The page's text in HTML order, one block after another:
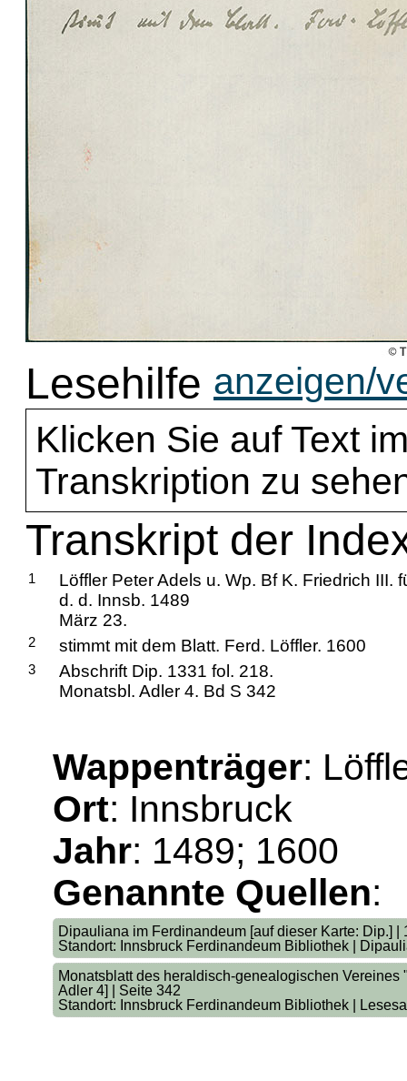
Lesehilfe anzeigen/
Klicken Sie auf Text
Transkription zu
Transkript der
1
Löffler Peter Adels u. Wp. Bf K. Friedrich III.
d. d. Innsb. 1489
März 23.
2 stimmt mit dem Blatt. Ferd. Löffler. 1600
3
Abschrift Dip. 1331 fol. 218.
Monatsbl. Adler 4. Bd S 342
Wappenträger:
Ort: Innsbruck
Jahr: 1489; 1600
Genannte Quellen:
Dipauliana im Ferdinandeum [auf dieser Karte: Dip.] |
Standort: Innsbruck Ferdinandeum Bibliothek |
Monatsblatt des heraldisch-genealogischen
Adler 4] | Seite 342
Standort: Innsbruck Ferdinandeum Bibliothek |